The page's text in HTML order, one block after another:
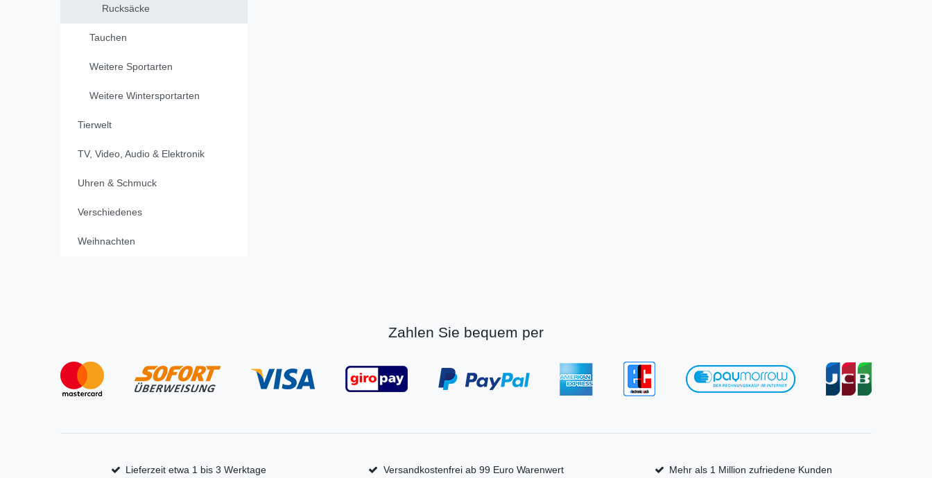
Rucksäcke
Tauchen
Weitere Sportarten
Weitere Wintersportarten
Tierwelt
TV, Video, Audio & Elektronik
Uhren & Schmuck
Verschiedenes
Weihnachten
Zahlen Sie bequem per
Lieferzeit etwa 1 bis 3 Werktage Versandkostenfrei ab 99 Euro Warenwert Mehr als 1 Million zufriedene Kunden